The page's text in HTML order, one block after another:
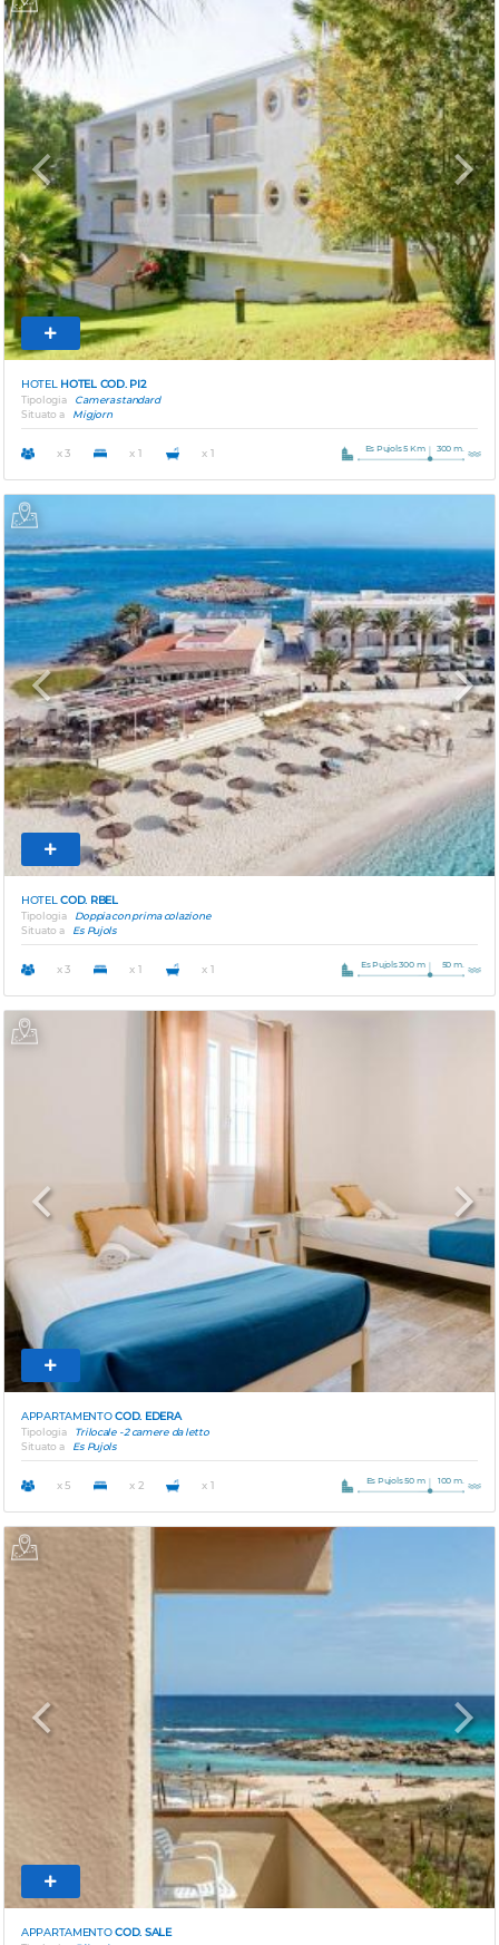
Previous Next
HOTEL HOTEL COD. PI2
Tipologia
Camera standard
Situato a
Migjorn
x 3 x 1 x 1 Es Pujols 5 Km 300 m.
Previous Next
HOTELCOD. RBEL
Tipologia
Doppia con prima colazione
Situato a
Es Pujols
x 3 x 1 x 1 Es Pujols 300 m 50 m.
Previous Next
APPARTAMENTOCOD. EDERA
Tipologia
Trilocale - 2 camere da letto
Situato a
Es Pujols
x 5 x 2 x 1 Es Pujols 50 m 100 m.
Previous Next
APPARTAMENTOCOD. SALE